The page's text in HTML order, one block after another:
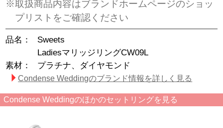
※取扱商品内容はブランドホームページのショッ
プリストをご確認ください
品名：
Sweets
LadiesマリッジリングCW09L
素材：
プラチナ、ダイヤモンド
Condense Weddingのブランド情報を詳しく見る
Condense Weddingのほかのセットリングを見る